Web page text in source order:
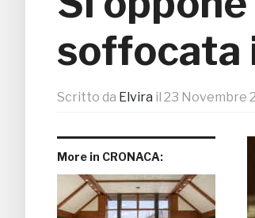
soffocata
Scritto da Elvira il 23 Novembre
More in CRONACA: